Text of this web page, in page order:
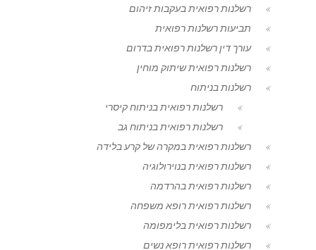
רשלנות רפואית בעקבות זיהום
תביעות רשלנות רפואית
עורך דין רשלנות רפואית בדרום
רשלנות רפואית שיתוק מוחין
רשלנות בניתוח
רשלנות רפואית בניתוח קיסרי
רשלנות רפואית בניתוח גב
רשלנות רפואית במקרה של קרע בלידה
רשלנות רפואית בנוירולוגיה
רשלנות רפואית בהרדמה
רשלנות רפואית רופא משפחה
רשלנות רפואית בלימפומה
רשלנות רפואית רופא נשים